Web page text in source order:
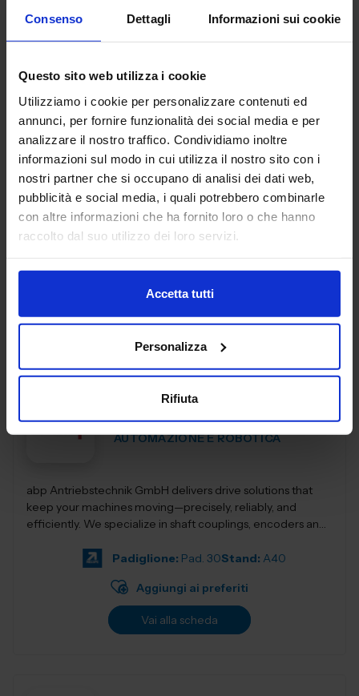
Consenso Dettagli Informazioni sui cookie
Questo sito web utilizza i cookie
Utilizziamo i cookie per personalizzare contenuti ed
annunci, per fornire funzionalità dei social media e per
analizzare il nostro traffico. Condividiamo inoltre
informazioni sul modo in cui utilizza il nostro sito con i
nostri partner che si occupano di analisi dei dati web,
pubblicità e social media, i quali potrebbero combinarle
con altre informazioni che ha fornito loro o che hanno
raccolto dal suo utilizzo dei loro servizi.
Accetta tutti
Personalizza
Rifiuta
AB TRASMISSIONI SRL
POWER DRIVE
AB Trasmissioni è una realtà italiana a conduzione familiare
che dal 1975 progetta e realizza soluzioni tecniche
specializzate per la trasmissione di potenza e
Aggiungi ai preferiti
Vai alla scheda
Abp Antriebstechnik GmbH
AUTOMAZIONE E ROBOTICA
abp Antriebstechnik GmbH delivers drive solutions that
keep your machines moving—precisely, reliably, and
efficiently. We specialize in shaft couplings, encoders and
Padiglione: Pad. 30Stand: A40
Aggiungi ai preferiti
Vai alla scheda